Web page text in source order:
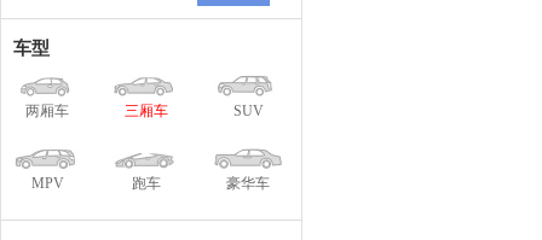
车型
两厢车 三厢车 SUV
MPV 跑车 豪华车